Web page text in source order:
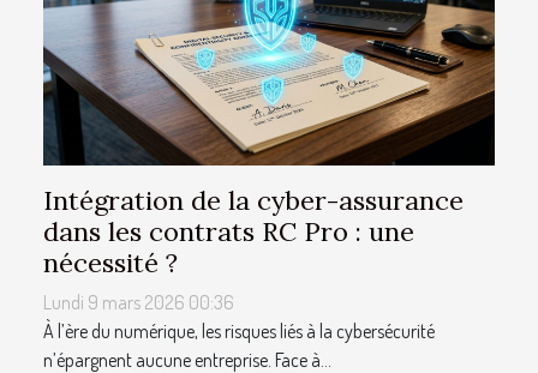
Intégration de la cyber-assurance
dans les contrats RC Pro : une
nécessité ?
Lundi 9 mars 2026 00:36
À l’ère du numérique, les risques liés à la cybersécurité
n’épargnent aucune entreprise. Face à...